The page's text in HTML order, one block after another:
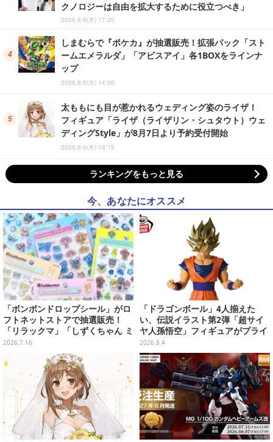
クノロジーは自由を拡大するために役立つべき」
2026.8.6(木) 17:20
しまむらで『ポケカ』が抽選販売！拡張パック「スト
ームエメラルダ」「アビスアイ」各1BOXをラインナ
ップ
2026.8.5(水) 14:00
太ももにも目が惹かれるウェディング姿のライザ！
フィギュア「ライザ（ライザリン・シュタウト）ウェ
ディングStyle」が8月7日より予約受付開始
2026.8.6(木) 19:15
ランキングをもっと見る
今、あなたにオススメ
「ボンボンドロップシール」がロ
フトネットストアで抽選販売！
「リラックマ」「しずくちゃん ミ
ニ」など全12種をラインナップ
2026.7.16
「ドラゴンボール」4人揃えた
い、伝説イラスト第2弾「超サイ
ヤ人孫悟空」フィギュアがプライ
ズ展開！ビッグサイズの「筋斗
雲」エアぐるみも
2026.8.4